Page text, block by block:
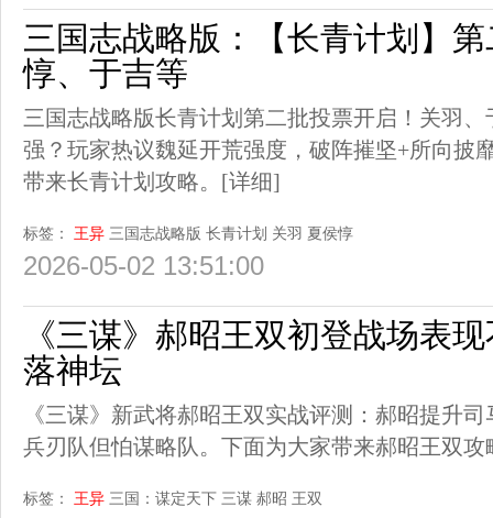
三国志战略版：【长青计划】
惇、于吉等
三国志战略版长青计划第二批投票开启！关羽
强？玩家热议魏延开荒强度，破阵摧坚+所向披
带来长青计划攻略。 [详细]
标签： 王异 三国志战略版 长青计划 关羽 夏侯惇
2026-05-02 13:51:00
《三谋》郝昭王双初登战场表
落神坛
《三谋》新武将郝昭王双实战评测：郝昭提升
兵刃队但怕谋略队。下面为大家带来郝昭王双攻
标签： 王异 三国：谋定天下 三谋 郝昭 王双